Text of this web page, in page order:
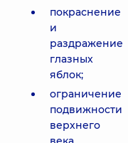
покраснение
и
раздражение
глазных
яблок;
ограничение
подвижности
верхнего